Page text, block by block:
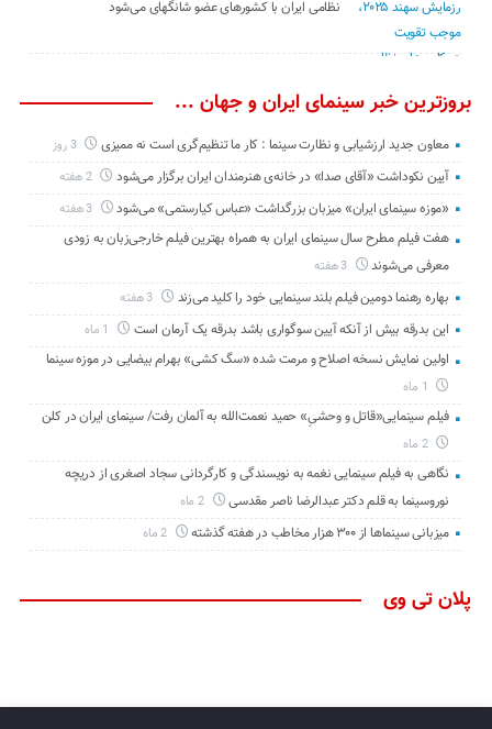
نظامی ایران با کشور‌های عضو شانگهای می‌شود
بروزترین خبر سینمای ایران و جهان ...
معاون جدید ارزشیابی و نظارت سینما : کار ما تنظیم‌گری است نه ممیزی 3 روز
آیین نکوداشت «آقای صدا» در خانه‌ی هنرمندان ایران برگزار می‌شود 2 هفته
«موزه سینمای ایران» میزبان بزرگداشت «عباس کیارستمی» می‌شود 3 هفته
هفت فیلم مطرح سال سینمای ایران به همراه بهترین فیلم خارجی‌زبان به زودی
معرفی می‌شوند
3 هفته
بهاره رهنما دومین فیلم بلند سینمایی خود را کلید می‌زند
این بدرقه بیش از آنکه آیین سوگواری باشد بدرقه یک آرمان است
اولین نمایش نسخه اصلاح و مرمت شده «سگ کشی» بهرام بیضایی در موزه سینما
فیلم سینمایی«قاتل و وحشیِ» حمید نعمت‌الله به آلمان رفت/ سینمای ایران در کلن
2 ماه
نگاهی به فیلم سینمایی نغمه به نویسندگی و کارگردانی سجاد اصغری از دریچه
نوروسینما به قلم دکتر عبدالرضا ناصر مقدسی
2 ماه
میزبانی سینماها از ۳۰۰ هزار مخاطب در هفته گذشته 2 ماه
پلان تی وی